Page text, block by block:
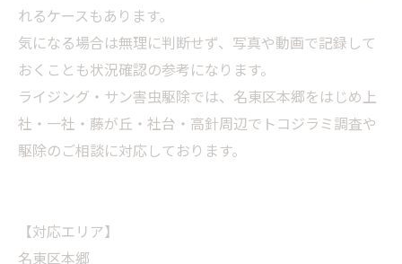
れるケースもあります。
気になる場合は無理に判断せず、写真や動画で記録して
おくことも状況確認の参考になります。
ライジング・サン害虫駆除では、名東区本郷をはじめ上
社・一社・藤が丘・社台・高針周辺でトコジラミ調査や
駆除のご相談に対応しております。
【対応エリア】
名東区本郷